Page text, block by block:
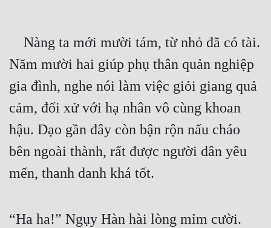
Truyện ngắn
Cạnh Kỹ
Cổ Tiên Hiệp
Du Hí
Năm mười hai giúp phụ thân quản nghiệp
gia đình, nghe nói làm việc giỏi giang quả
cảm, đối xử với hạ nhân vô cùng khoan
hậu. Dạo gần đây còn bận rộn nấu cháo
bên ngoài thành, rất được người dân yêu
mến, thanh danh khá tốt.
“Ha ha!” Ngụy Hàn hài lòng mỉm cười.